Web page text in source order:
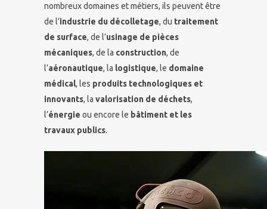
nombreux domaines et métiers, ils peuvent être
de l’industrie du décolletage, du traitement
de surface, de l’usinage de pièces
mécaniques, de la construction, de
l’aéronautique, la logistique, le domaine
médical, les produits technologiques et
innovants, la valorisation de déchets,
l’énergie ou encore le bâtiment et les
travaux publics.